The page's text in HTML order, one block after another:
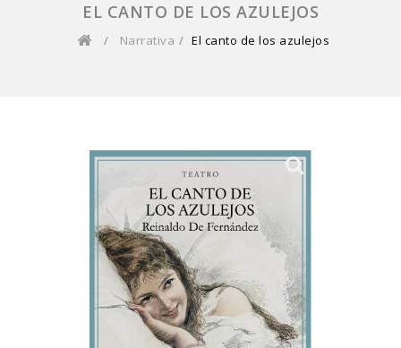
EL CANTO DE LOS AZULEJOS
/ Narrativa / El canto de los azulejos